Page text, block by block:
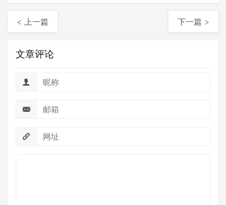
< 上一篇 下一篇 >
文章评论